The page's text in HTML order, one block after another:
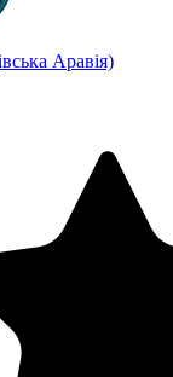
Аравія)